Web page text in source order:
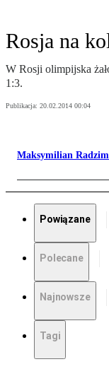
Rosja na
W Rosji olimpijska
1:3.
Publikacja: 20.02.2014 00:04
Maksymilian
Powiązane
Polecane
Najnowsze
Tagi